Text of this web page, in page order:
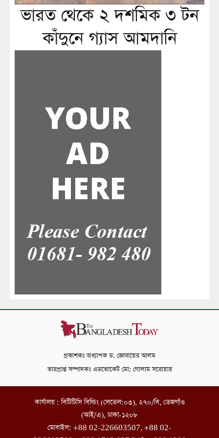
ভারত থেকে ২ দশমিক ৩ টন
কাঁদুনে গ্যাস আমদানি
প্রকাশকঃ অধ্যাপক ড. জোবায়ের আলম
ভারপ্রাপ্ত সম্পাদকঃ এডভোকেট মো: গোলাম সরোয়ার
কার্যালয় : বিটিটিসি বিল্ডিং (লেভেল:০৩), ২৭০/বি, তেজগাঁও
(আই/এ), ঢাকা-১২০৮
মোবাইল: +88 02-226603507, +88 02-